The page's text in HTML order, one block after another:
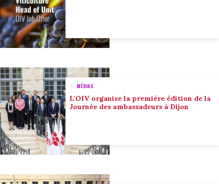
MÉDIAS
L'OIV organise la première édition de la
Journée des ambassadeurs à Dijon